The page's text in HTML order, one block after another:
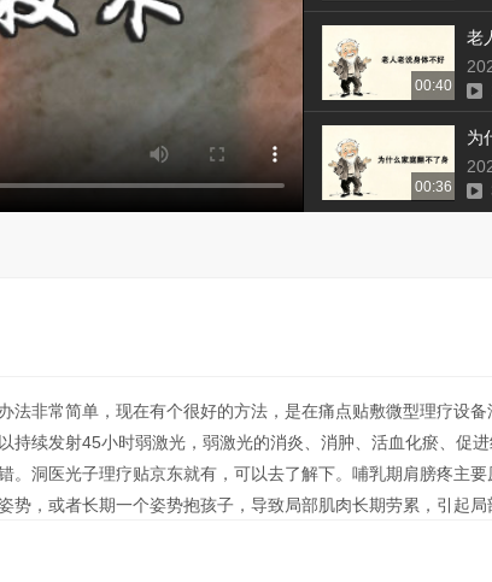
00:40
老
00:36
法非常简单，现在有个很好的方法，是在痛点贴敷微型理疗设
持续发射45小时弱激光，弱激光的消炎、消肿、活血化瘀、促
。洞医光子理疗贴京东就有，可以去了解下。哺乳期肩膀疼主
势，或者长期一个姿势抱孩子，导致局部肌肉长期劳累，引起